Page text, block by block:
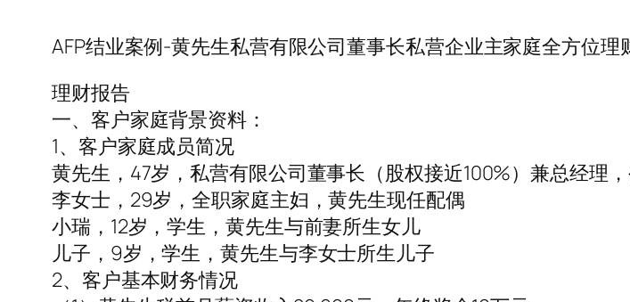
AFP结业案例-黄先生私营有限公司董事长私营企业主家庭全方位理
理财报告
一、客户家庭背景资料：
1、客户家庭成员简况
黄先生，47岁，私营有限公司董事长（股权接近100%）兼总经理，
李女士，29岁，全职家庭主妇，黄先生现任配偶
小瑞，12岁，学生，黄先生与前妻所生女儿
儿子，9岁，学生，黄先生与李女士所生儿子
2、客户基本财务情况